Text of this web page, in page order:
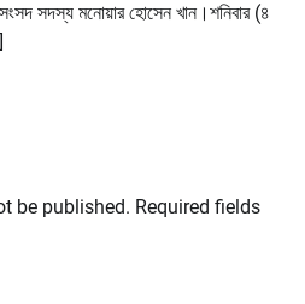
সদস্য মনোয়ার হোসেন খান।শনিবার (৪
be published. Required fields